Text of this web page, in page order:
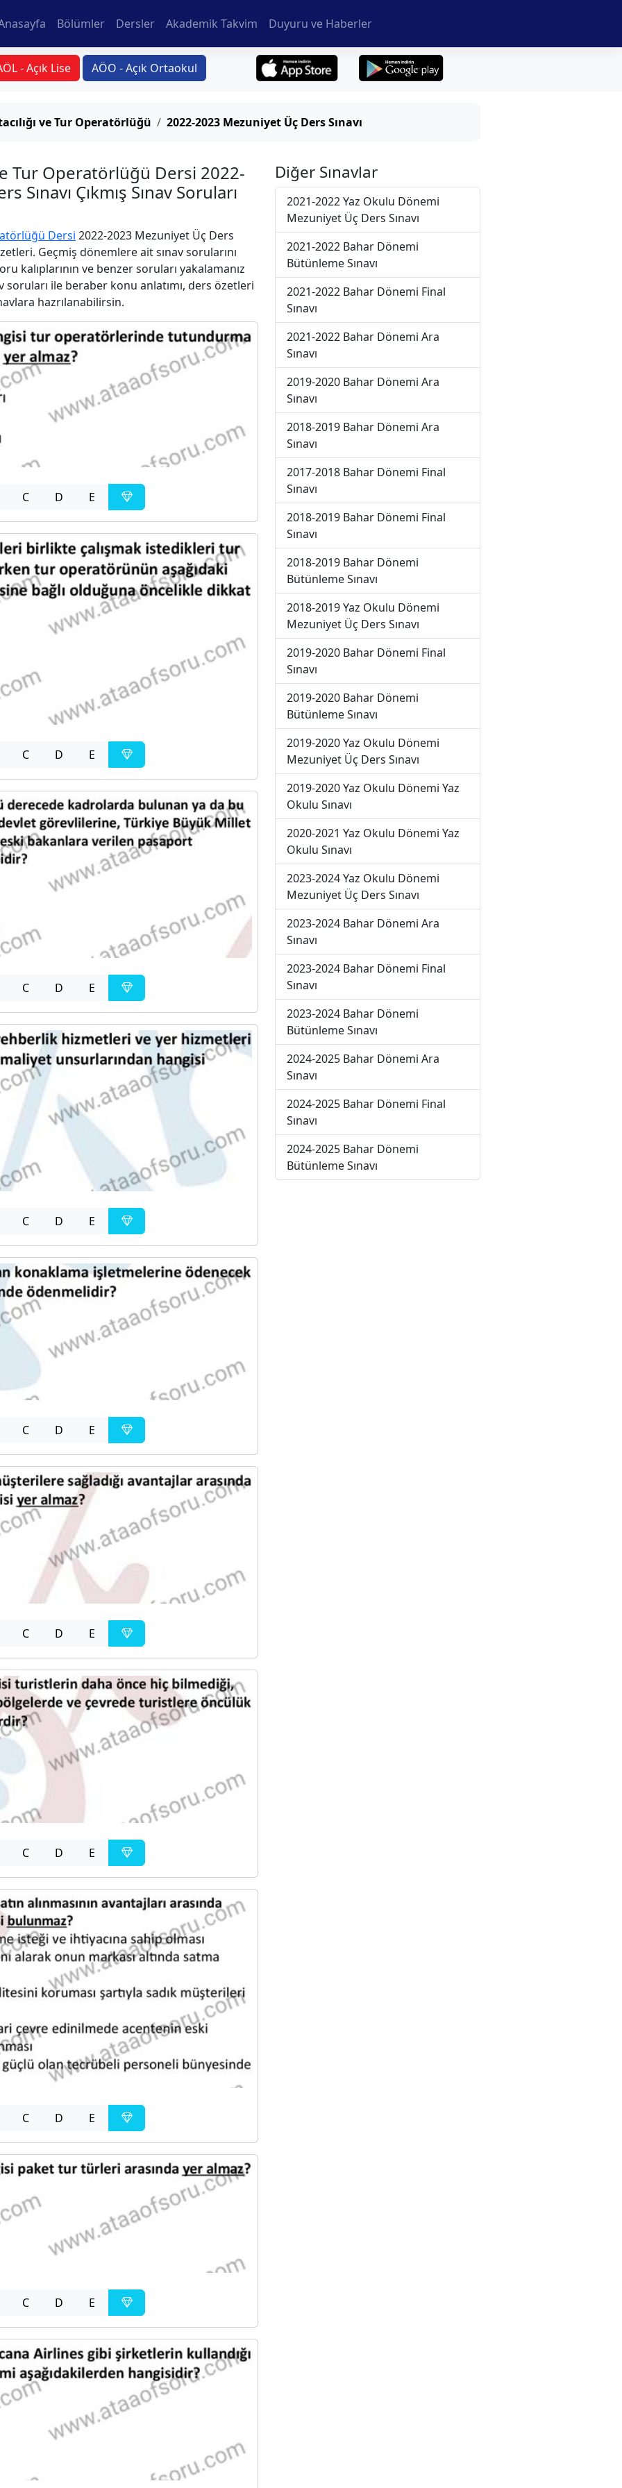
Bölümler Dersler Akademik Takvim Duyuru ve Haberler
- Açık Lise AÖO - Açık Ortaokul
ve Tur Operatörlüğü 2022-2023 Mezuniyet Üç Ders Sınavı
Tur Operatörlüğü Dersi 2022-
Çıkmış Sınav Soruları
Dersi 2022-2023 Mezuniyet Üç Ders
Geçmiş dönemlere ait sınav sorularını
kalıplarının ve benzer soruları yakalamanız
soruları ile beraber konu anlatımı, ders özetleri
hazrılanabilirsin.
C D E
C D E
C D E
C D E
C D E
C D E
C D E
C D E
C D E
Diğer Sınavlar
2021-2022 Yaz Okulu Dönemi
Mezuniyet Üç Ders Sınavı
2021-2022 Bahar Dönemi
Bütünleme Sınavı
2021-2022 Bahar Dönemi Final
Sınavı
2021-2022 Bahar Dönemi Ara
Sınavı
2019-2020 Bahar Dönemi Ara
Sınavı
2018-2019 Bahar Dönemi Ara
Sınavı
2017-2018 Bahar Dönemi Final
Sınavı
2018-2019 Bahar Dönemi Final
Sınavı
2018-2019 Bahar Dönemi
Bütünleme Sınavı
2018-2019 Yaz Okulu Dönemi
Mezuniyet Üç Ders Sınavı
2019-2020 Bahar Dönemi Final
Sınavı
2019-2020 Bahar Dönemi
Bütünleme Sınavı
2019-2020 Yaz Okulu Dönemi
Mezuniyet Üç Ders Sınavı
2019-2020 Yaz Okulu Dönemi Yaz
Okulu Sınavı
2020-2021 Yaz Okulu Dönemi Yaz
Okulu Sınavı
2023-2024 Yaz Okulu Dönemi
Mezuniyet Üç Ders Sınavı
2023-2024 Bahar Dönemi Ara
Sınavı
2023-2024 Bahar Dönemi Final
Sınavı
2023-2024 Bahar Dönemi
Bütünleme Sınavı
2024-2025 Bahar Dönemi Ara
Sınavı
2024-2025 Bahar Dönemi Final
Sınavı
2024-2025 Bahar Dönemi
Bütünleme Sınavı